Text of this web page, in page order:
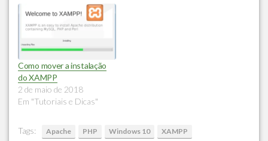
Como mover a instalação
do XAMPP
2 de maio de 2018
Em "Tutoriais e Dicas"
Tags: Apache PHP Windows 10 XAMPP